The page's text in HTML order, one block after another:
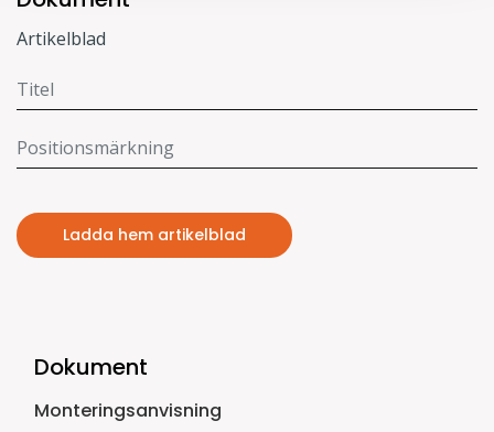
Artikelblad
Ladda hem artikelblad
Dokument
Monteringsanvisning